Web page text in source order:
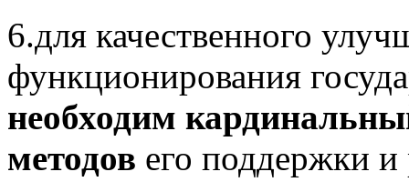
6.для качественного
функционирования
необходим
методов его поддержки и